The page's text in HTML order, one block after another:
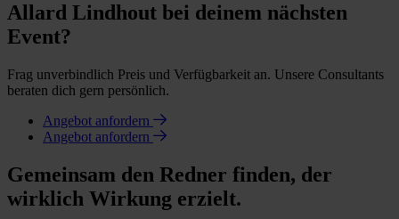
Allard Lindhout bei deinem nächsten
Event?
Frag unverbindlich Preis und Verfügbarkeit an. Unsere Consultants
beraten dich gern persönlich.
Angebot anfordern
Angebot anfordern
Gemeinsam den Redner finden, der
wirklich Wirkung erzielt.